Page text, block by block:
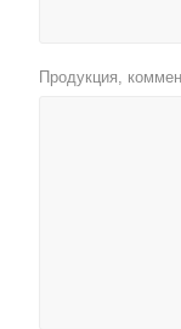
Продукция,